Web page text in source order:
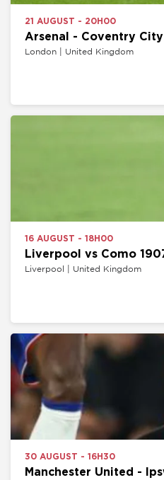
21 AUGUST - 20H00
Arsenal - Coventry City
London | United Kingdom
16 AUGUST - 18H00
Liverpool vs Como
Liverpool | United Kingdom
30 AUGUST - 16H30
Manchester United -